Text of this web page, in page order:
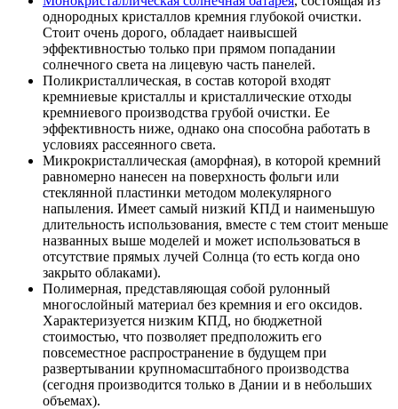
однородных кристаллов кремния глубокой очистки.
Стоит очень дорого, обладает наивысшей
эффективностью только при прямом попадании
солнечного света на лицевую часть панелей.
Поликристаллическая, в состав которой входят
кремниевые кристаллы и кристаллические отходы
кремниевого производства грубой очистки. Ее
эффективность ниже, однако она способна работать в
условиях рассеянного света.
Микрокристаллическая (аморфная), в которой кремний
равномерно нанесен на поверхность фольги или
стеклянной пластинки методом молекулярного
напыления. Имеет самый низкий КПД и наименьшую
длительность использования, вместе с тем стоит меньше
названных выше моделей и может использоваться в
отсутствие прямых лучей Солнца (то есть когда оно
закрыто облаками).
Полимерная, представляющая собой рулонный
многослойный материал без кремния и его оксидов.
Характеризуется низким КПД, но бюджетной
стоимостью, что позволяет предположить его
повсеместное распространение в будущем при
развертывании крупномасштабного производства
(сегодня производится только в Дании и в небольших
объемах).